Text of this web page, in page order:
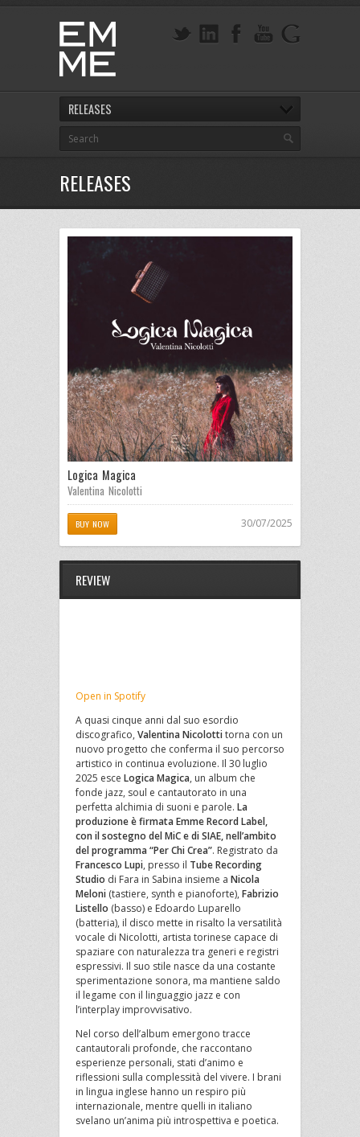
RELEASES
RELEASES
Logica Magica
Valentina Nicolotti
BUY NOW 30/07/2025
REVIEW
Open in Spotify
A quasi cinque anni dal suo esordio
discografico, Valentina Nicolottitorna con un
nuovo progetto che conferma il suo percorso
artistico in continua evoluzione. Il 30 luglio
2025 esce Logica Magica, un album che
fonde jazz, soul e cantautorato in una
perfetta alchimia di suoni e parole. La
produzione è firmata Emme Record Label,
con il sostegno del MiC e di SIAE, nell’ambito
del programma “Per Chi Crea”. Registrato da
Francesco Lupi, presso il Tube Recording
Studio di Fara in Sabina insieme a Nicola
Meloni (tastiere, synth e pianoforte), Fabrizio
Listello (basso) e Edoardo Luparello
(batteria), il disco mette in risalto la versatilità
vocale di Nicolotti, artista torinese capace di
spaziare con naturalezza tra generi e registri
espressivi. Il suo stile nasce da una costante
sperimentazione sonora, ma mantiene saldo
il legame con il linguaggio jazz e con
l’interplay improvvisativo.
Nel corso dell’album emergono tracce
cantautorali profonde, che raccontano
esperienze personali, stati d’animo e
riflessioni sulla complessità del vivere. I brani
in lingua inglese hanno un respiro più
internazionale, mentre quelli in italiano
svelano un’anima più introspettiva e poetica.